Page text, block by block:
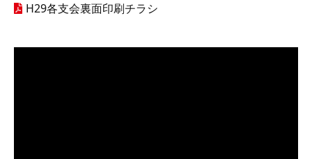
H29各支会裏面印刷チラシ